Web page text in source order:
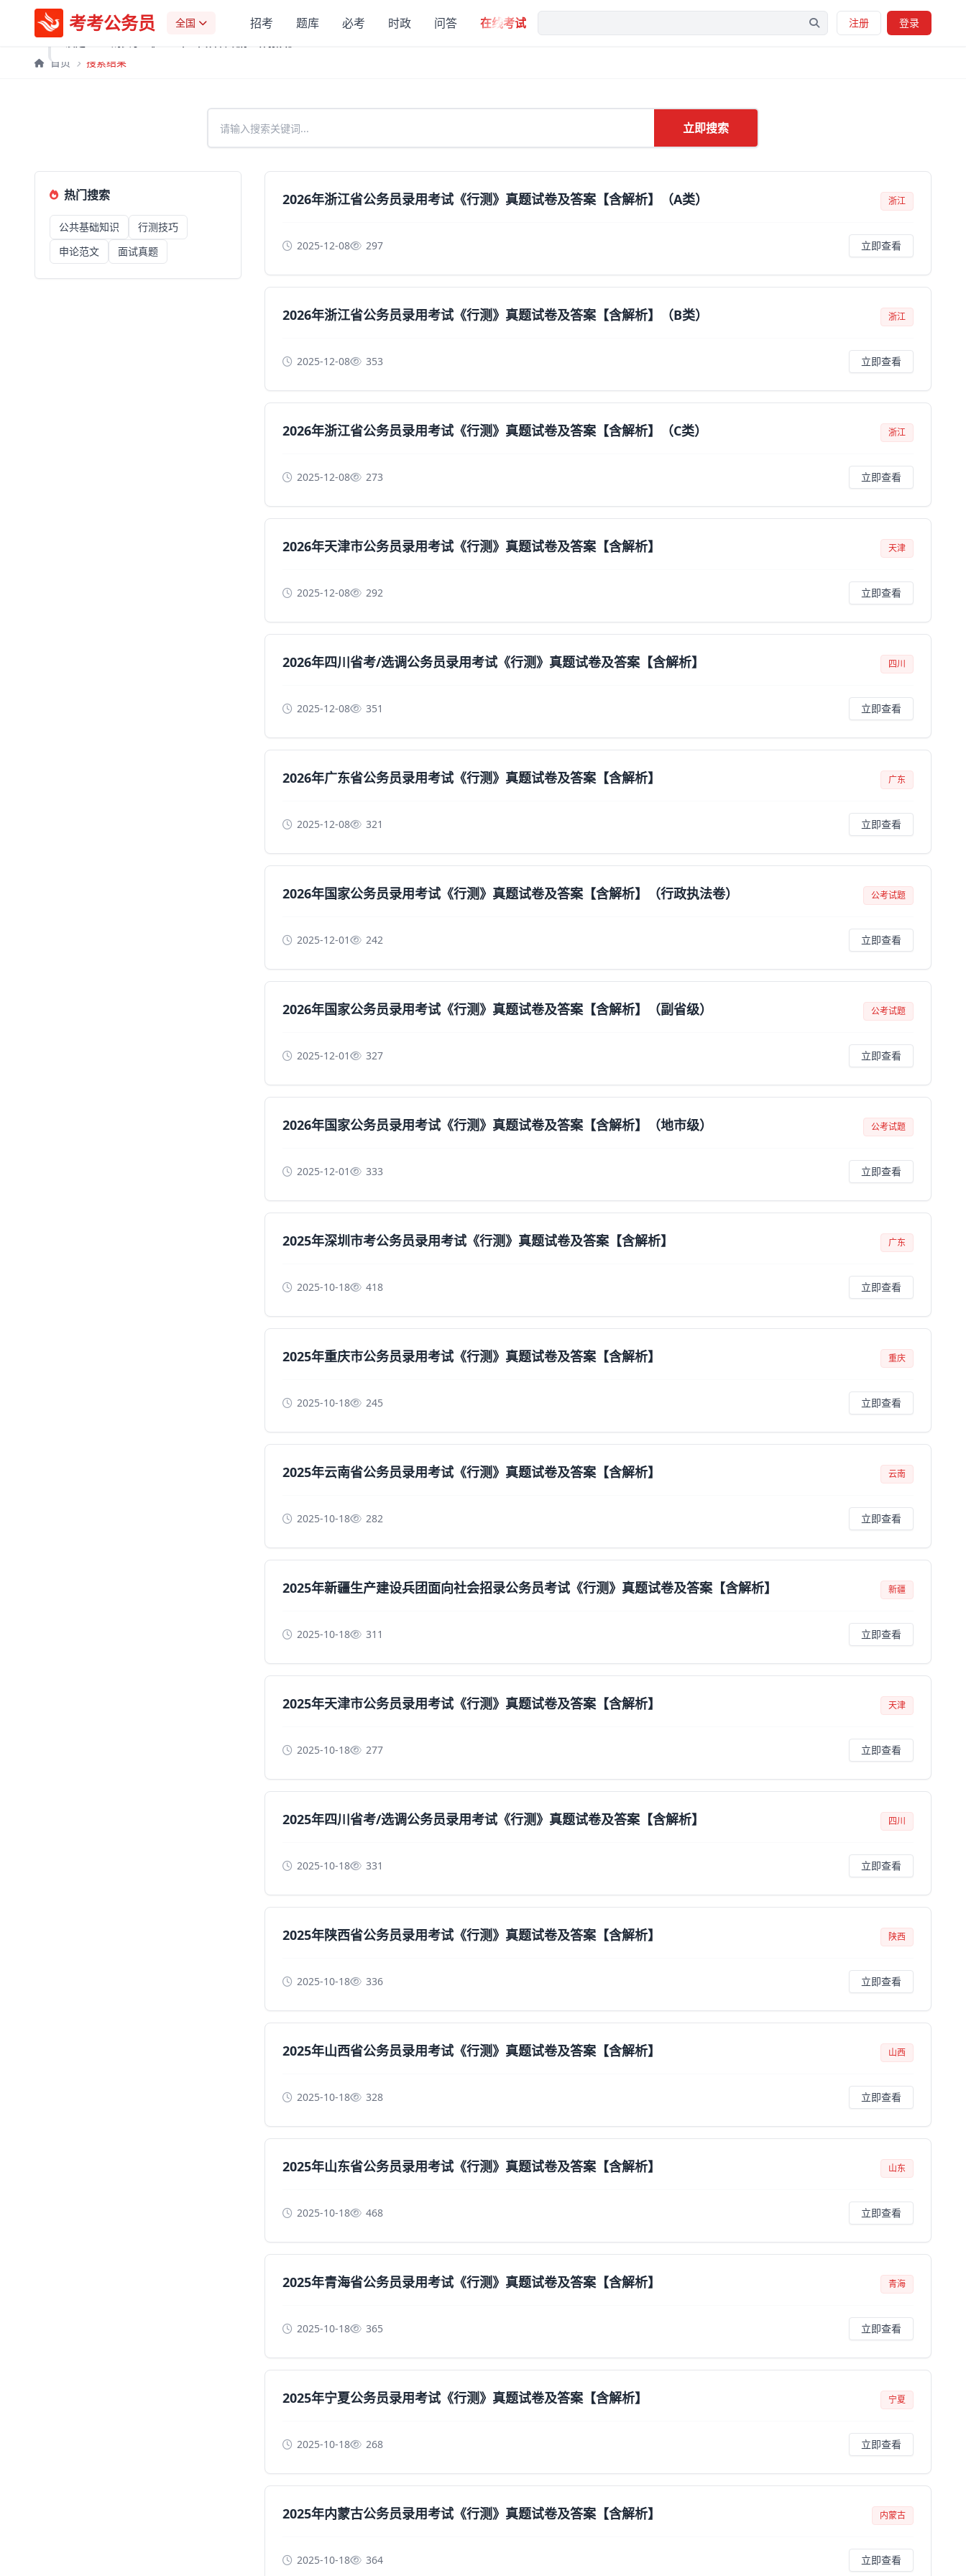
考考公务员 全国 招考 题库 必考 时政 问答 在线考试 注册 登录
首页 搜索结果
立即搜索
热门搜索
公共基础知识
行测技巧
申论范文
面试真题
2026年浙江省公务员录用考试《行测》真题试卷及答案【含解析】（A类） 浙江
2025-12-08 297 立即查看
2026年浙江省公务员录用考试《行测》真题试卷及答案【含解析】（B类） 浙江
2025-12-08 353 立即查看
2026年浙江省公务员录用考试《行测》真题试卷及答案【含解析】（C类） 浙江
2025-12-08 273 立即查看
2026年天津市公务员录用考试《行测》真题试卷及答案【含解析】 天津
2025-12-08 292 立即查看
2026年四川省考/选调公务员录用考试《行测》真题试卷及答案【含解析】 四川
2025-12-08 351 立即查看
2026年广东省公务员录用考试《行测》真题试卷及答案【含解析】 广东
2025-12-08 321 立即查看
2026年国家公务员录用考试《行测》真题试卷及答案【含解析】（行政执法卷） 公考试题
2025-12-01 242 立即查看
2026年国家公务员录用考试《行测》真题试卷及答案【含解析】（副省级） 公考试题
2025-12-01 327 立即查看
2026年国家公务员录用考试《行测》真题试卷及答案【含解析】（地市级） 公考试题
2025-12-01 333 立即查看
2025年深圳市考公务员录用考试《行测》真题试卷及答案【含解析】 广东
2025-10-18 418 立即查看
2025年重庆市公务员录用考试《行测》真题试卷及答案【含解析】 重庆
2025-10-18 245 立即查看
2025年云南省公务员录用考试《行测》真题试卷及答案【含解析】 云南
2025-10-18 282 立即查看
2025年新疆生产建设兵团面向社会招录公务员考试《行测》真题试卷及答案【含解析】 新疆
2025-10-18 311 立即查看
2025年天津市公务员录用考试《行测》真题试卷及答案【含解析】 天津
2025-10-18 277 立即查看
2025年四川省考/选调公务员录用考试《行测》真题试卷及答案【含解析】 四川
2025-10-18 331 立即查看
2025年陕西省公务员录用考试《行测》真题试卷及答案【含解析】 陕西
2025-10-18 336 立即查看
2025年山西省公务员录用考试《行测》真题试卷及答案【含解析】 山西
2025-10-18 328 立即查看
2025年山东省公务员录用考试《行测》真题试卷及答案【含解析】 山东
2025-10-18 468 立即查看
2025年青海省公务员录用考试《行测》真题试卷及答案【含解析】 青海
2025-10-18 365 立即查看
2025年宁夏公务员录用考试《行测》真题试卷及答案【含解析】 宁夏
2025-10-18 268 立即查看
2025年内蒙古公务员录用考试《行测》真题试卷及答案【含解析】 内蒙古
2025-10-18 364 立即查看
✓ 1分钟前